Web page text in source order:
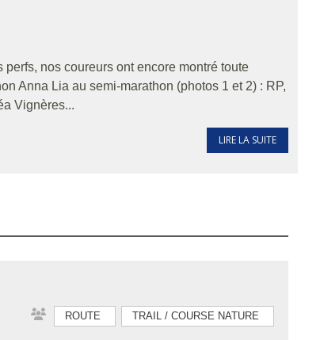
nos coureurs ont encore montré toute
Anna Lia au semi-marathon (photos 1 et 2) : RP,
Vignères...
LIRE LA SUITE
ROUTE TRAIL / COURSE NATURE